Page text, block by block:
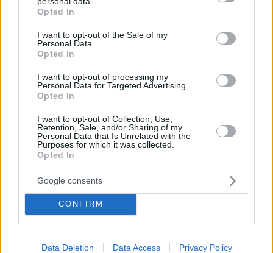
grant or deny consent to Google and its third-party tags to
use your data for below specified purposes in below Google
consent section.
Opted In
I want to opt-out of the Sale of my
Personal Data.
Opted In
I want to opt-out of processing my
Personal Data for Targeted Advertising.
Opted In
I want to opt-out of Collection, Use,
Retention, Sale, and/or Sharing of my
Personal Data that Is Unrelated with the
Purposes for which it was collected.
Opted In
Google consents
CONFIRM
Data Deletion Data Access Privacy Policy
Απογοητευμένος ο γιος του Χρήστου Δάντη για τη
Ο Χριστόφορος Βλαχάκης μέσα από κάποια stories
του στο Instagram εξέφρασε τη θλίψη που νιώθει